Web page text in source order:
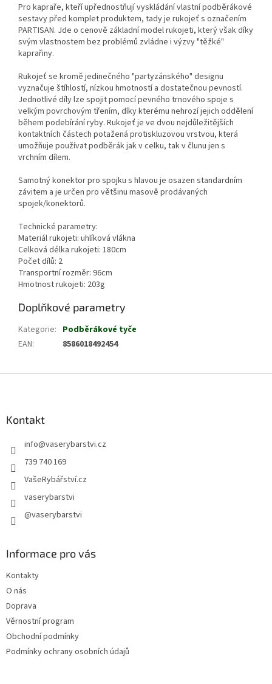
Pro kapraře, kteří upřednostňují vyskládání vlastní podběrákové
sestavy před komplet produktem, tady je rukojeť s označením
PARTISAN. Jde o cenově základní model rukojeti, který však díky
svým vlastnostem bez problémů zvládne i výzvy "těžké"
kaprařiny.
Rukojeť se kromě jedinečného "partyzánského" designu
vyznačuje štíhlostí, nízkou hmotností a dostatečnou pevností.
Jednotlivé díly lze spojit pomocí pevného trnového spoje s
velkým povrchovým třením, díky kterému nehrozí jejich oddělení
během podebírání ryby. Rukojeť je ve dvou nejdůležitějších
kontaktních částech potažená protiskluzovou vrstvou, která
umožňuje používat podběrák jak v celku, tak v člunu jen s
vrchním dílem.
Samotný konektor pro spojku s hlavou je osazen standardním
závitem a je určen pro většinu masově prodávaných
spojek/konektorů.
Technické parametry:
Materiál rukojeti: uhlíková vlákna
Celková délka rukojeti: 180cm
Počet dílů: 2
Transportní rozměr: 96cm
Hmotnost rukojeti: 203g
Doplňkové parametry
Kategorie: Podběrákové tyče
EAN: 8586018492454
Kontakt
info@vaserybarstvi.cz
739 740 169
VašeRybářství.cz
vaserybarstvi
@vaserybarstvi
Informace pro vás
Kontakty
O nás
Doprava
Věrnostní program
Obchodní podmínky
Podmínky ochrany osobních údajů